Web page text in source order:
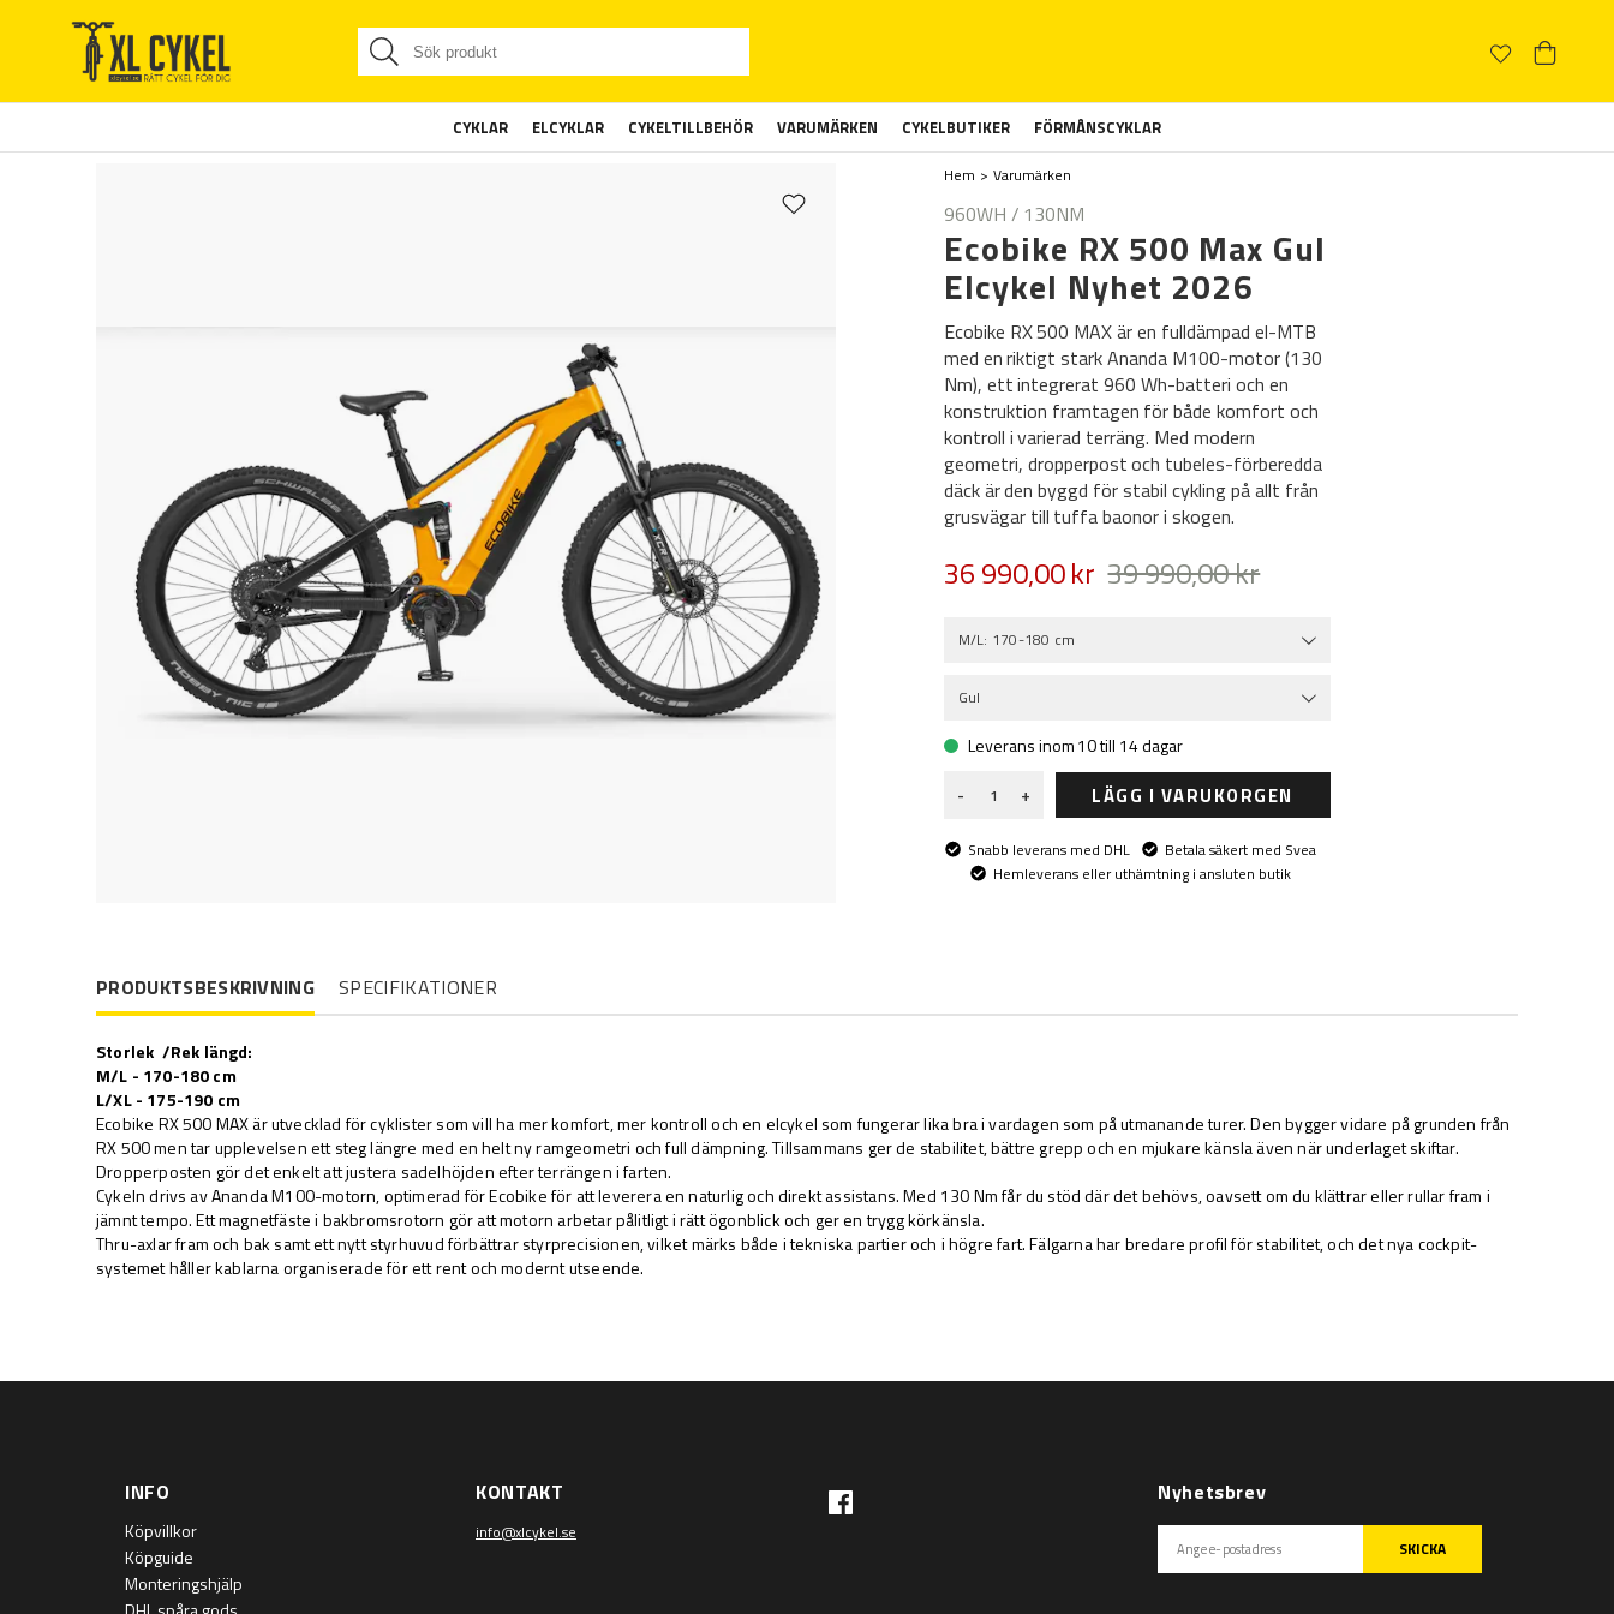
CYKLAR ELCYKLAR CYKELTILLBEHÖR VARUMÄRKEN CYKELBUTIKER FÖRMÅNSCYKLAR
Hem Varumärken
960WH / 130NM
Ecobike RX 500 Max Gul
Elcykel Nyhet 2026
Ecobike RX 500 MAX är en fulldämpad el-MTB
med en riktigt stark Ananda M100-motor (130
Nm), ett integrerat 960 Wh-batteri och en
konstruktion framtagen för både komfort och
kontroll i varierad terräng. Med modern
geometri, dropperpost och tubeles-förberedda
däck är den byggd för stabil cykling på allt från
grusvägar till tuffa baonor i skogen.
36 990,00 kr 39 990,00 kr
M/L: 170-180 cm
Gul
Leverans inom 10 till 14 dagar
-
+ LÄGG I VARUKORGEN
Snabb leverans med DHL
Betala säkert med Svea
Hemleverans eller uthämtning i ansluten butik
PRODUKTSBESKRIVNING SPECIFIKATIONER
Storlek /Rek längd:
M/L - 170-180 cm
L/XL - 175-190 cm
Ecobike RX 500 MAX är utvecklad för cyklister som vill ha mer komfort, mer kontroll och en elcykel som fungerar lika bra i vardagen som på utmanande turer. Den bygger vidare på grunden från
RX 500 men tar upplevelsen ett steg längre med en helt ny ramgeometri och full dämpning. Tillsammans ger de stabilitet, bättre grepp och en mjukare känsla även när underlaget skiftar.
Dropperposten gör det enkelt att justera sadelhöjden efter terrängen i farten.
Cykeln drivs av Ananda M100-motorn, optimerad för Ecobike för att leverera en naturlig och direkt assistans. Med 130 Nm får du stöd där det behövs, oavsett om du klättrar eller rullar fram i
jämnt tempo. Ett magnetfäste i bakbromsrotorn gör att motorn arbetar pålitligt i rätt ögonblick och ger en trygg körkänsla.
Thru-axlar fram och bak samt ett nytt styrhuvud förbättrar styrprecisionen, vilket märks både i tekniska partier och i högre fart. Fälgarna har bredare profil för stabilitet, och det nya cockpit-
systemet håller kablarna organiserade för ett rent och modernt utseende.
INFO
Köpvillkor
Köpguide
Monteringshjälp
KONTAKT
info@xlcykel.se
Nyhetsbrev
SKICKA